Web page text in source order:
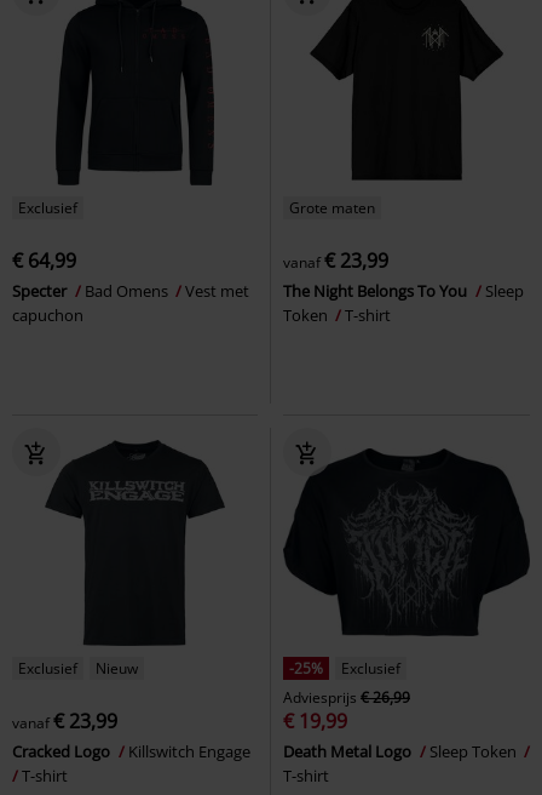
Exclusief
€ 64,99
Specter Bad Omens
Vest met
capuchon
Grote maten
vanaf€ 23,99
The Night Belongs To You
Sleep
Token
T-shirt
Exclusief Nieuw
vanaf€ 23,99
Cracked Logo
Killswitch Engage
T-shirt
-25%
Exclusief
Adviesprijs € 26,99
€ 19,99
Death Metal Logo
Sleep Token
T-shirt